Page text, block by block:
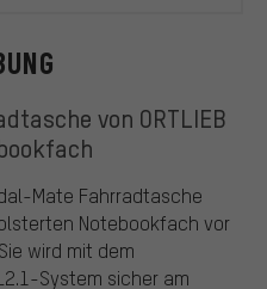
von ORTLIEB
Mate Fahrradtasche
Notebookfach vor
wird mit dem
System sicher am